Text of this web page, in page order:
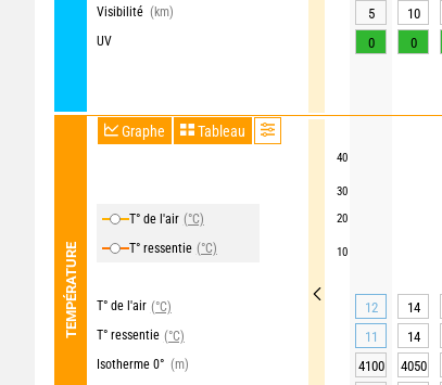
Visibilité (km)
UV
TEMPÉRATURE
Graphe Tableau
T° de l'air (°C)
T° ressentie (°C)
T° de l'air (°C)
T° ressentie (°C)
Isotherme 0° (m)
40
30
20
10
5
10
0
0
12 14
11
14
4100
4050